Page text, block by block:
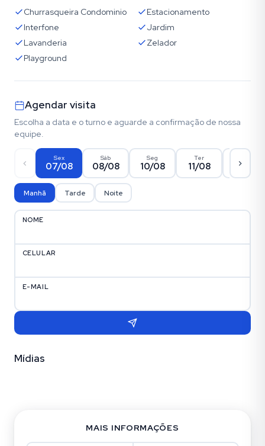
Churrasqueira Condominio
Estacionamento
Interfone
Jardim
Lavanderia
Zelador
Playground
Agendar visita
Escolha a data e o turno e aguarde a confirmação de nossa
equipe.
Sex
07/08
Sáb
08/08
Seg
10/08
Ter
11/08 12/08
Manhã Tarde Noite
NOME
CELULAR
E-MAIL
Mídias
MAIS INFORMAÇÕES